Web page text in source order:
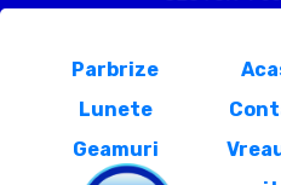
Parbrize
Lunete
Geamuri